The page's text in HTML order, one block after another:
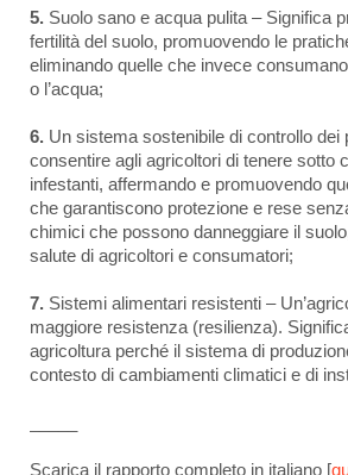
5. Suolo sano e acqua pulita – Significa
fertilità del suolo, promuovendo le
eliminando quelle che invece
o l’acqua;
6. Un sistema sostenibile di controllo dei
consentire agli agricoltori di tenere sotto
infestanti, affermando e promuovendo
che garantiscono protezione e rese
chimici che possono danneggiare il
salute di agricoltori e consumatori;
7. Sistemi alimentari resistenti –
maggiore resistenza (resilienza).
agricoltura perché il sistema di
contesto di cambiamenti climatici e di
Scarica il rapporto completo in italiano [